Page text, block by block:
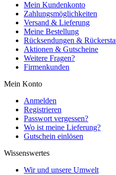
Mein Kundenkonto
Zahlungsmöglichkeiten
Versand & Lieferung
Meine Bestellung
Rücksendungen &
Aktionen & Gutscheine
Weitere Fragen?
Firmenkunden
Mein Konto
Anmelden
Registrieren
Passwort vergessen?
Wo ist meine Lieferung?
Gutschein einlösen
Wissenswertes
Wir und unsere Umwelt